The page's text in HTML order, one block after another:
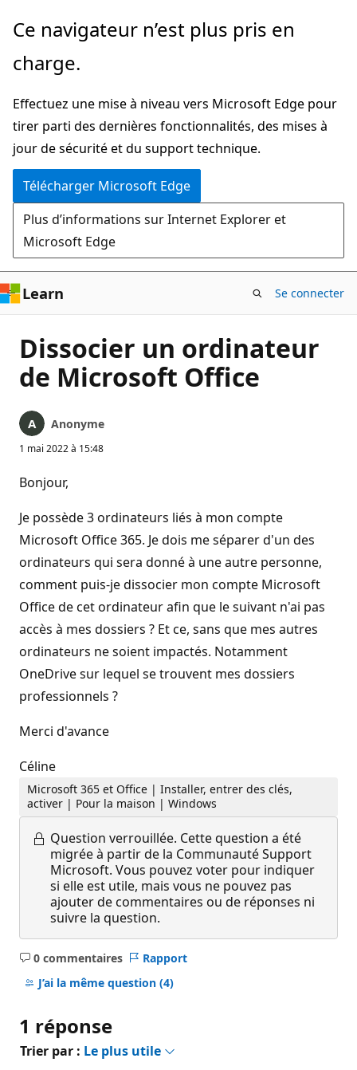
Passer
directement
au
principal
Ce navigateur n’est plus pris en
charge.
Effectuez une mise à niveau vers Microsoft Edge pour
tirer parti des dernières fonctionnalités, des mises à
jour de sécurité et du support technique.
Télécharger Microsoft Edge
Plus d’informations sur Internet Explorer et
Microsoft Edge
Learn Se connecter
Dissocier un ordinateur
de Microsoft Office
Anonyme
1 mai 2022 à 15:48
Bonjour,
Je possède 3 ordinateurs liés à mon compte
Microsoft Office 365. Je dois me séparer d'un des
ordinateurs qui sera donné à une autre personne,
comment puis-je dissocier mon compte Microsoft
Office de cet ordinateur afin que le suivant n'ai pas
accès à mes dossiers ? Et ce, sans que mes autres
ordinateurs ne soient impactés. Notamment
OneDrive sur lequel se trouvent mes dossiers
professionnels ?
Merci d'avance
Céline
Microsoft 365 et Office | Installer, entrer des clés,
activer | Pour la maison | Windows
Question verrouillée. Cette question a été
migrée à partir de la Communauté Support
Microsoft. Vous pouvez voter pour indiquer
si elle est utile, mais vous ne pouvez pas
ajouter de commentaires ou de réponses ni
suivre la question.
0 commentaires
Aucun
commentaire
Rapport
J’ai la même question (4)
1 réponse
Trier par : Le plus utile